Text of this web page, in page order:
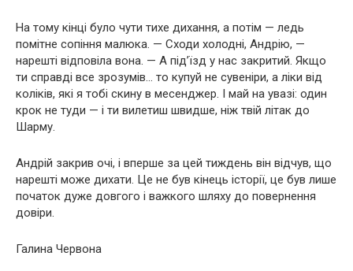
На тому кінці було чути тихе дихання, а потім — ледь
помітне сопіння малюка. — Сходи холодні, Андрію, —
нарешті відповіла вона. — А під’їзд у нас закритий. Якщо
ти справді все зрозумів… то купуй не сувеніри, а ліки від
коліків, які я тобі скину в месенджер. І май на увазі: один
крок не туди — і ти вилетиш швидше, ніж твій літак до
Шарму.
Андрій закрив очі, і вперше за цей тиждень він відчув, що
нарешті може дихати. Це не був кінець історії, це був лише
початок дуже довгого і важкого шляху до повернення
довіри.
Галина Червона